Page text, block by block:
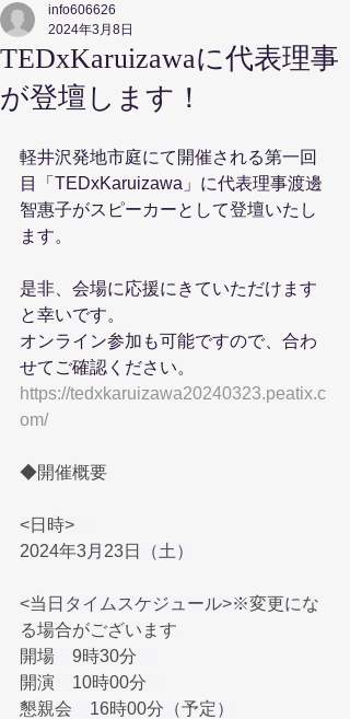
TEDxKaruizawaに代表理事
が登壇します！
info606626
2024年3月8日
軽井沢発地市庭にて開催される第一回
目「TEDxKaruizawa」に代表理事渡邊
智惠子がスピーカーとして登壇いたし
ます。
是非、会場に応援にきていただけます
と幸いです。
オンライン参加も可能ですので、合わ
せてご確認ください。
https://tedxkaruizawa20240323.peatix.c
om/
◆開催概要
<日時>
2024年3月23日（土）
<当日タイムスケジュール>※変更にな
る場合がございます
開場　9時30分
開演　10時00分
懇親会　16時00分（予定）